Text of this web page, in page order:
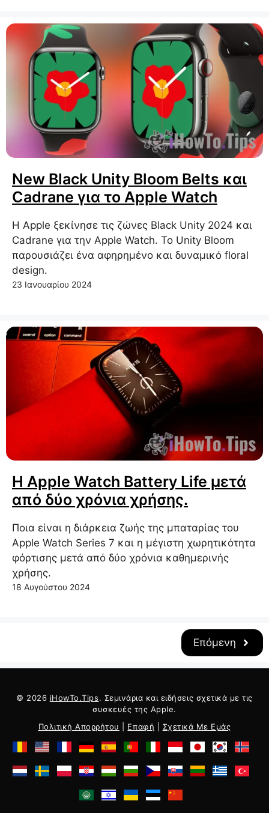
New Black Unity Bloom Belts και
Cadrane για το Apple Watch
Η Apple ξεκίνησε τις ζώνες Black Unity 2024 και
Cadrane για την Apple Watch. Το Unity Bloom
παρουσιάζει ένα αφηρημένο και δυναμικό floral
design.
23 Ιανουαρίου 2024
Η Apple Watch Battery Life μετά
από δύο χρόνια χρήσης.
Ποια είναι η διάρκεια ζωής της μπαταρίας του
Apple Watch Series 7 και η μέγιστη χωρητικότητα
φόρτισης μετά από δύο χρόνια καθημερινής
χρήσης.
18 Αυγούστου 2024
Επόμενη
© 2026 iHowTo.Tips. Σεμινάρια και ειδήσεις σχετικά με τις
συσκευές της Apple.
Πολιτική Απορρήτου
Επαφή Σχετικά Με Εμάς